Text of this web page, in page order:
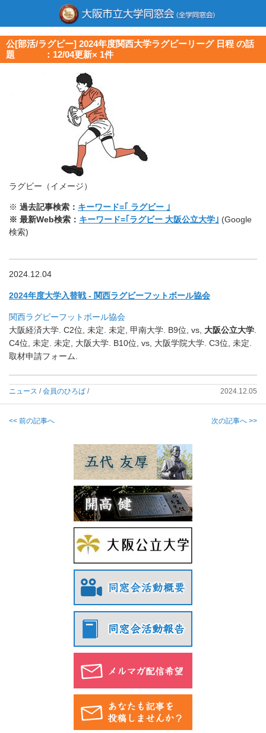
公[部活/ラグビー] 2024年度関西大学ラグビーリーグ 日程 の話
題 ：12/04更新× 1件
ラグビー（イメージ）
※ 過去記事検索： キーワード=｢ ラグビー ｣
※ 最新Web検索： キーワード=｢ラグビー 大阪公立大学｣ (Google
検索)
2024.12.04
2024年度大学入替戦 - 関西ラグビーフットボール協会
関西ラグビーフットボール協会
大阪経済大学. C2位, 未定. 未定, 甲南大学. B9位, vs, 大阪公立大学
C4位, 未定. 未定, 大阪大学. B10位, vs, 大阪学院大学. C3位, 未定.
取材申請フォーム.
ニュース /会員のひろば / 2024.12.05
<< 前の記事へ 次の記事へ >>